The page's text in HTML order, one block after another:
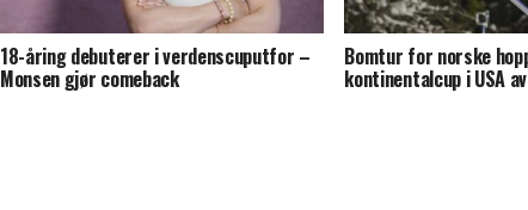
18-åring debuterer i verdenscuputfor –
Monsen gjør comeback
Bomtur for norske
kontinentalcup i USA